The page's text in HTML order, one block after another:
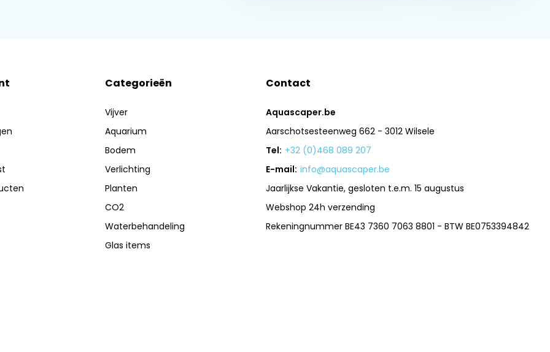
Categorieën
Vijver
Aquarium
Bodem
Verlichting
Planten
CO2
Waterbehandeling
Glas items
Contact
Aquascaper.be
Aarschotsesteenweg 662 - 3012 Wilsele
Tel: +32 (0)468 089 207
E-mail: info@aquascaper.be
Jaarlijkse Vakantie, gesloten t.e.m. 15 augustus
Webshop 24h verzending
Rekeningnummer BE43 7360 7063 8801 - BTW BE0753394842